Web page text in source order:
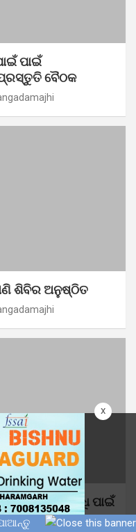
x
ପାଇଁ
ବୈଠକ
ଶିବିର ଅନୁଷ୍ଠିତ
ଶକ୍ତି ବୃଦ୍ଧି ପାଇଁ